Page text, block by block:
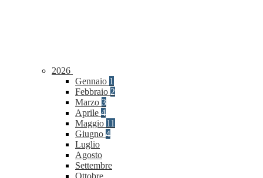
2026
Gennaio 1
Febbraio 2
Marzo 3
Aprile 4
Maggio 11
Giugno 4
Luglio
Agosto
Settembre